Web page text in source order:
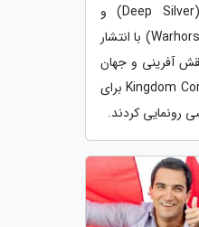
کمپانی دیپ سیلور (Deep Silver) و
استودیوی وارهورس (Warhorse) با انتشار
آفرینی و جهان
باز Kingdom Come: Deliverance II برای
رونمایی کردند.